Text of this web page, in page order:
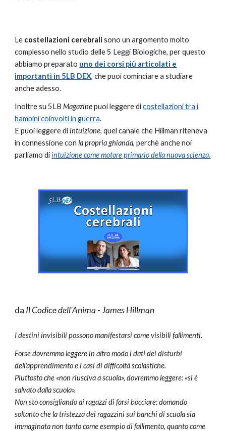
Le costellazioni cerebrali sono un argomento molto
complesso nello studio delle 5 Leggi Biologiche, per questo
abbiamo preparato uno dei corsi più articolati e
importanti in 5LB DEX, che puoi cominciare a studiare
anche adesso.
Inoltre su 5LBMagazinepuoi leggere dicostellazioni tra i
bambini coinvolti in guerra.
E puoi leggere diintuizione, quel canale che Hillman riteneva
in connessione conla propria ghianda, perchè anche noi
parliamo di intuizione come motore primario della nuova scienza.
da Il Codice dell'Anima - James Hillman
I destini invisibili possono manifestarsi come visibili fallimenti.
Forse dovremmo leggere in altro modo i dati dei disturbi
dell'apprendimento e i casi di difficoltà scolastiche.
Piuttosto che «non riusciva a scuola», dovremmo leggere: «si è
salvato dalla scuola».
Non sto consigliando ai ragazzi di farsi bocciare: domando
soltanto che la tristezza dei ragazzini sui banchi di scuola sia
immaginata non tanto come esempio di fallimento, quanto come